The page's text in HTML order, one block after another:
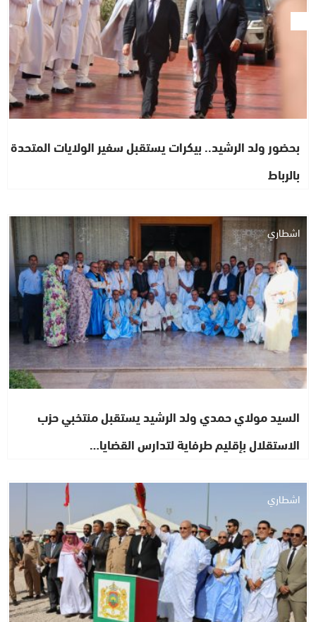
بحضور ولد الرشيد.. بيكرات يستقبل سفير الولايات المتحدة
بالرباط
اشطاري
السيد مولاي حمدي ولد الرشيد يستقبل منتخبي حزب
الاستقلال بإقليم طرفاية لتدارس القضايا…
اشطاري